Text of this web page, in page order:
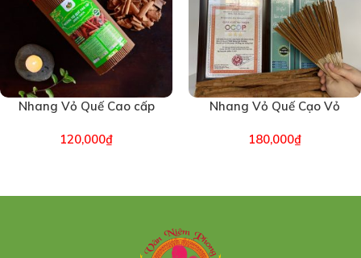
Nhang Vỏ Quế Cao cấp
(6693)
120,000₫
Nhang Vỏ Quế Cạo Vỏ
Bồng Quảng Ngãi (7032)
180,000₫